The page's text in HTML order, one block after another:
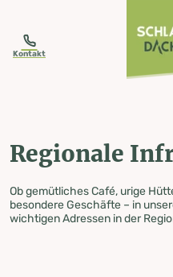
Kontakt
Regionale
Ob gemütliches Café, urige
besondere Geschäfte – in
wichtigen Adressen in der